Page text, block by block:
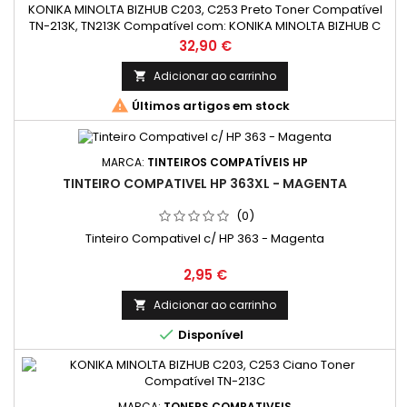
KONIKA MINOLTA BIZHUB C203, C253 Preto Toner Compatível
TN-213K, TN213K Compatível com: KONIKA MINOLTA BIZHUB C
203, C 253
Preço
32,90 €
 Adicionar ao carrinho
 Últimos artigos em stock
MARCA: TINTEIROS COMPATÍVEIS HP
TINTEIRO COMPATIVEL HP 363XL - MAGENTA
(0)
Tinteiro Compativel c/ HP 363 - Magenta
Preço
2,95 €
 Adicionar ao carrinho
 Disponível